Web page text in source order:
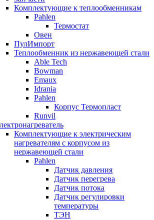
Комплектующие к теплообменникам
Pahlen
Термостат
Овен
ПулИмпорт
Теплообменник из нержавеющей стали
Able Tech
Bowman
Emaux
Idrania
Pahlen
Корпус Термопласт
Runvil
Комплектующие к электрическим
нагревателям с корпусом из
нержавеющей стали
Pahlen
Датчик давления
Датчик перегрева
Датчик потока
Датчик регулировки
температуры
ТЭН